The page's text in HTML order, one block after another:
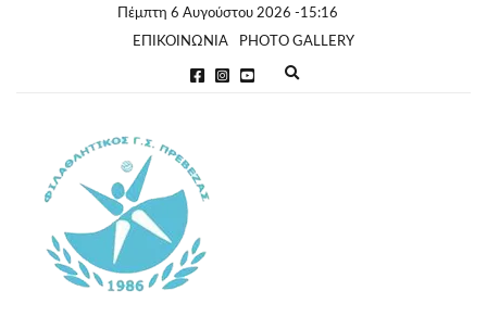
Πέμπτη 6 Αυγούστου 2026 -15:16
ΕΠΙΚΟΙΝΩΝΙΑ
PHOTO GALLERY